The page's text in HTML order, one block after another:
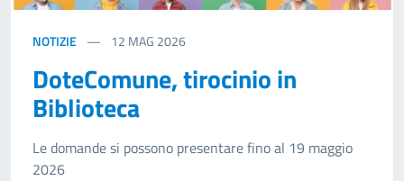
NOTIZIE 12 MAG 2026
DoteComune, tirocinio in
Biblioteca
Le domande si possono presentare fino al 19 maggio
2026